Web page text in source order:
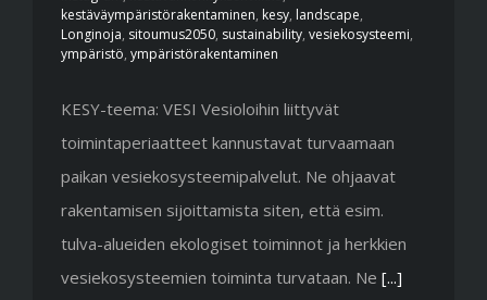
kestäväympäristörakentaminen, kesy, landscape,
Longinoja, sitoumus2050, sustainability, vesiekosysteemi,
ympäristö, ympäristörakentaminen
KESY-teema: VESI Vesioloihin liittyvät
toimintaperiaatteet kannustavat turvaamaan
paikan vesiekosysteemipalvelut. Ne ohjaavat
rakentamisen sijoittamista siten, että esim.
tulva-alueiden ekologiset toiminnot ja herkkien
vesiekosysteemien toiminta turvataan. Ne [...]